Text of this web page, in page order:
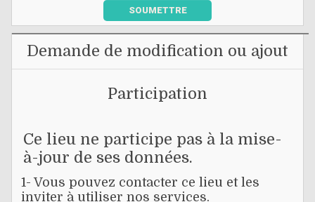
SOUMETTRE
Demande de modification ou ajout
Participation
Ce lieu ne participe pas à la mise-
à-jour de ses données.
1- Vous pouvez contacter ce lieu et les
inviter à utiliser nos services.